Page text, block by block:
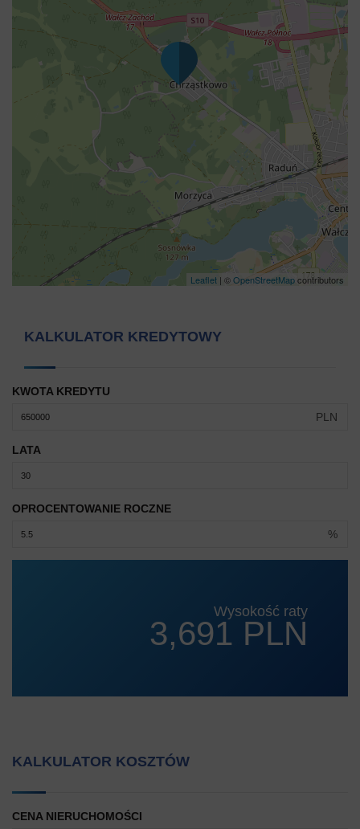
Leaflet | ©OpenStreetMapcontributors
KALKULATOR KREDYTOWY
KWOTA KREDYTU
PLN
LATA
OPROCENTOWANIE ROCZNE
%
Wysokość raty
3,691 PLN
KALKULATOR KOSZTÓW
CENA NIERUCHOMOŚCI